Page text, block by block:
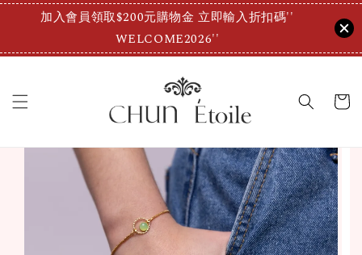
加入會員領取$200元購物金 立即輸入折扣碼''
WELCOME2026''